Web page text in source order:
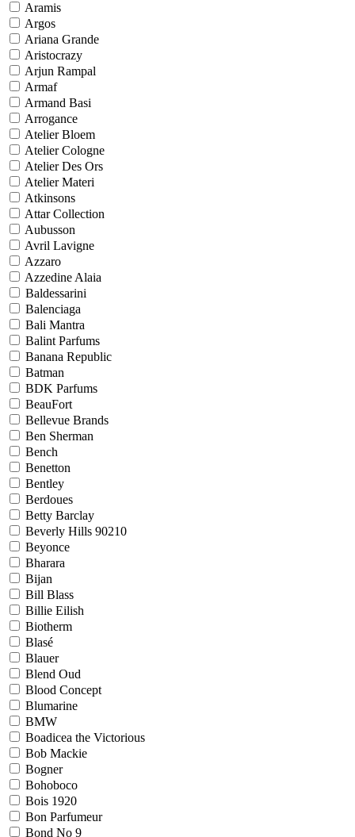
Aramis
Argos
Ariana Grande
Aristocrazy
Arjun Rampal
Armaf
Armand Basi
Arrogance
Atelier Bloem
Atelier Cologne
Atelier Des Ors
Atelier Materi
Atkinsons
Attar Collection
Aubusson
Avril Lavigne
Azzaro
Azzedine Alaia
Baldessarini
Balenciaga
Bali Mantra
Balint Parfums
Banana Republic
Batman
BDK Parfums
BeauFort
Bellevue Brands
Ben Sherman
Bench
Benetton
Bentley
Berdoues
Betty Barclay
Beverly Hills 90210
Beyonce
Bharara
Bijan
Bill Blass
Billie Eilish
Biotherm
Blasé
Blauer
Blend Oud
Blood Concept
Blumarine
BMW
Boadicea the Victorious
Bob Mackie
Bogner
Bohoboco
Bois 1920
Bon Parfumeur
Bond No 9